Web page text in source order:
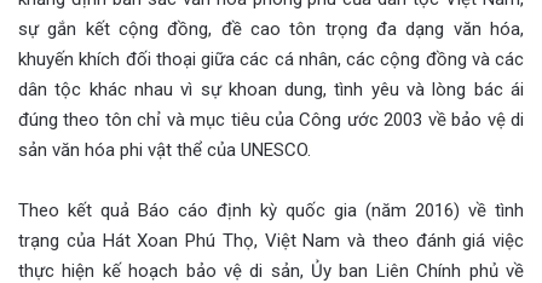
sự gắn kết cộng đồng, đề cao tôn trọng đa dạng văn hóa,
khuyến khích đối thoại giữa các cá nhân, các cộng đồng và các
dân tộc khác nhau vì sự khoan dung, tình yêu và lòng bác ái
đúng theo tôn chỉ và mục tiêu của Công ước 2003 về bảo vệ di
sản văn hóa phi vật thể của UNESCO.
Theo kết quả Báo cáo định kỳ quốc gia (năm 2016) về tình
trạng của Hát Xoan Phú Thọ, Việt Nam và theo đánh giá việc
thực hiện kế hoạch bảo vệ di sản, Ủy ban Liên Chính phủ về